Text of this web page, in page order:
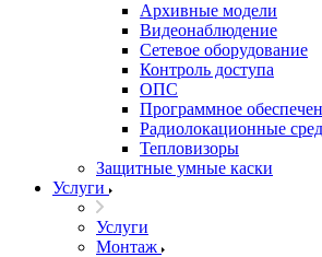
Архивные модели
Видеонаблюдение
Сетевое оборудование
Контроль доступа
ОПС
Программное
Радиолокационные
Тепловизоры
Защитные умные каски
Услуги
Услуги
Монтаж